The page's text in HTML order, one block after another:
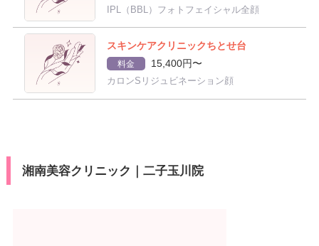
IPL（BBL）フォトフェイシャル全顔
スキンケアクリニックちとせ台
料金 15,400円〜
カロンSリジュビネーション顔
湘南美容クリニック｜二子玉川院